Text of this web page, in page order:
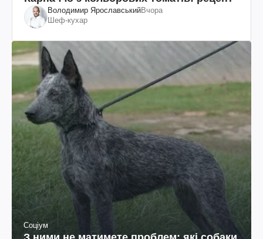
Володимир ЯрославськийВчора
Шеф-кухар
Соціум